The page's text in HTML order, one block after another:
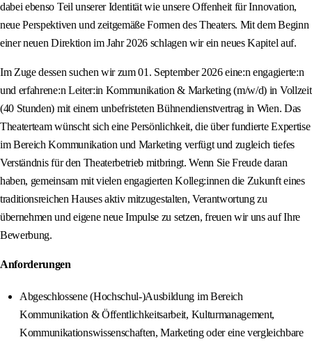
dabei ebenso Teil unserer Identität wie unsere Offenheit für Innovation,
neue Perspektiven und zeitgemäße Formen des Theaters. Mit dem Beginn
einer neuen Direktion im Jahr 2026 schlagen wir ein neues Kapitel auf.
Im Zuge dessen suchen wir zum 01. September 2026 eine:n engagierte:n
und erfahrene:n Leiter:in Kommunikation & Marketing (m/w/d) in Vollzeit
(40 Stunden) mit einem unbefristeten Bühnendienstvertrag in Wien. Das
Theaterteam wünscht sich eine Persönlichkeit, die über fundierte Expertise
im Bereich Kommunikation und Marketing verfügt und zugleich tiefes
Verständnis für den Theaterbetrieb mitbringt. Wenn Sie Freude daran
haben, gemeinsam mit vielen engagierten Kolleg:innen die Zukunft eines
traditionsreichen Hauses aktiv mitzugestalten, Verantwortung zu
übernehmen und eigene neue Impulse zu setzen, freuen wir uns auf Ihre
Bewerbung.
Anforderungen
Abgeschlossene (Hochschul-)Ausbildung im Bereich
Kommunikation & Öffentlichkeitsarbeit, Kulturmanagement,
Kommunikationswissenschaften, Marketing oder eine vergleichbare